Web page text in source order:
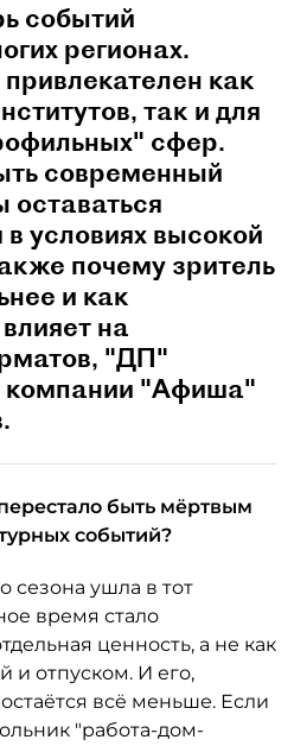
событий
регионах.
как
так и для
сфер.
современный
оставаться
условиях высокой
почему зритель
и как
на
"ДП"
компании "Афиша"
быть мёртвым
событий?
сезона ушла в тот
время стало
ценность, а не как
и отпуском. И его,
всё меньше. Если
"работа-дом-